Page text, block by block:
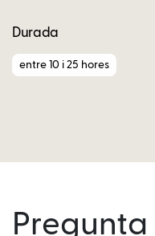
Durada
entre 10 i 25 hores